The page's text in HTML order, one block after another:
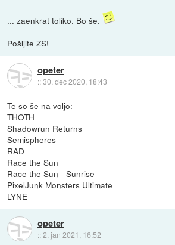
... zaenkrat toliko. Bo še.
Pošljite ZS!
opeter
::30. dec 2020, 18:43
Te so še na voljo:
THOTH
Shadowrun Returns
Semispheres
RAD
Race the Sun
Race the Sun - Sunrise
PixelJunk Monsters Ultimate
LYNE
opeter
::2. jan 2021, 16:52